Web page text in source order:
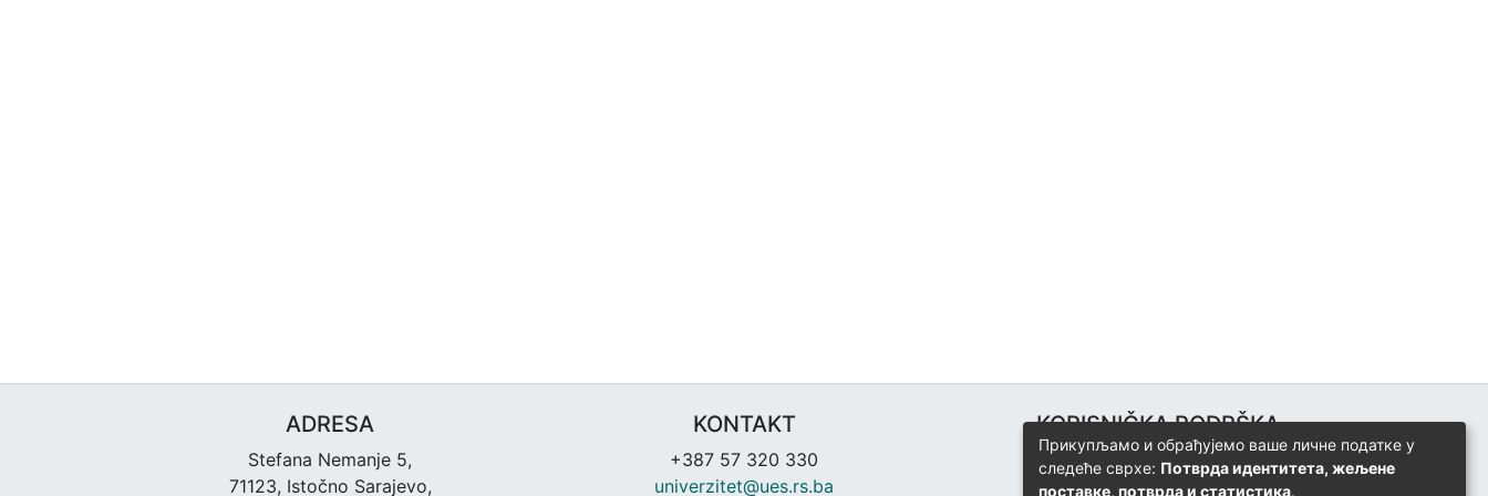
ADRESA
Stefana Nemanje 5,
71123, Istočno Sarajevo,
KONTAKT
+387 57 320 330
univerzitet@ues.rs.ba
KORISNIČKA PODRŠKA
Univerzitetski računarski centar
+387 57 320 140
Прикупљамо и обрађујемо ваше личне податке у
следеће сврхе: Потврда идентитета, жељене
поставке, потврда и статистика.